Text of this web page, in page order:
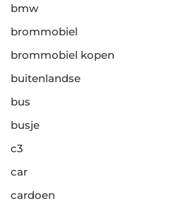
bmw
brommobiel
brommobiel kopen
buitenlandse
bus
busje
c3
car
cardoen